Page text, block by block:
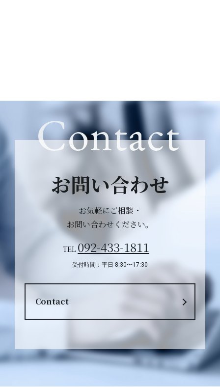
Contact
お問い合わせ
お気軽にご相談・
お問い合わせください。
TEL 092-433-1811
受付時間：平日 8:30〜17:30
Contact